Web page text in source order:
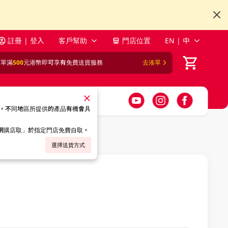
註冊 | 登入 客戶幫助 門店位置 EN | 中
滿500元港幣即可享有免費送貨服務 去湊單
不同地區所提供的產品有機會具
購店取」於指定門店免費自取。
選擇送貨方式